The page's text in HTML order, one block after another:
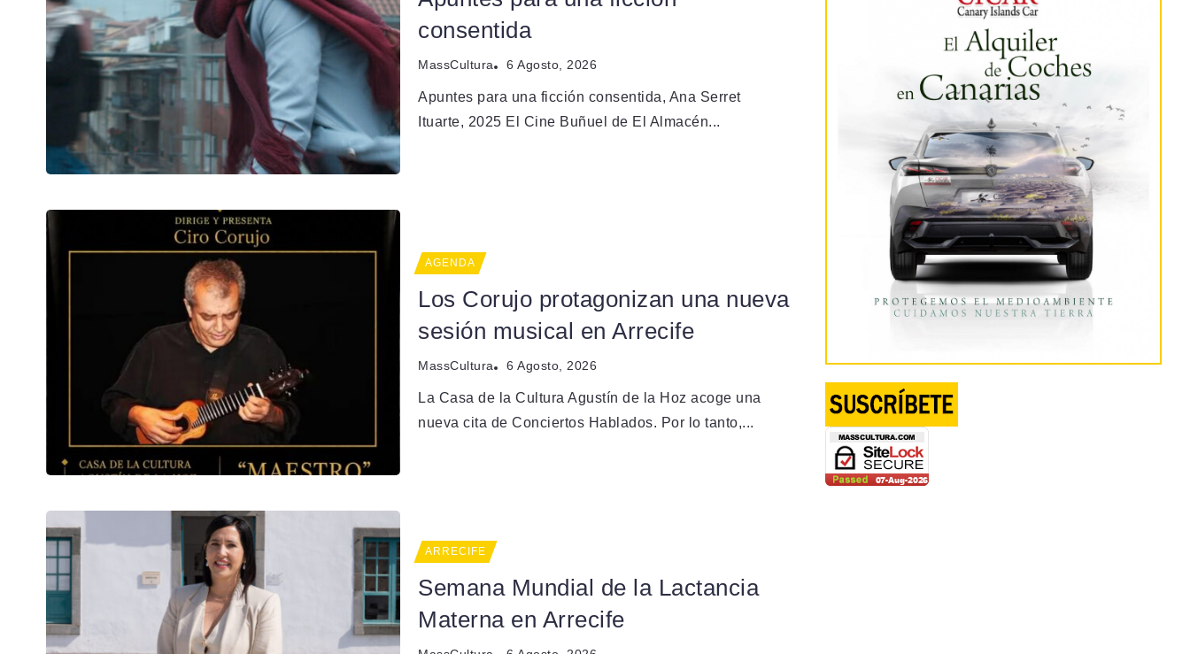
consentida
MassCultura 6 Agosto, 2026
Apuntes para una ficción consentida, Ana Serret
Ituarte, 2025 El Cine Buñuel de El Almacén...
AGENDA
Los Corujo protagonizan una nueva
sesión musical en Arrecife
MassCultura 6 Agosto, 2026
La Casa de la Cultura Agustín de la Hoz acoge una
nueva cita de Conciertos Hablados. Por lo tanto,...
ARRECIFE
Semana Mundial de la Lactancia
Materna en Arrecife